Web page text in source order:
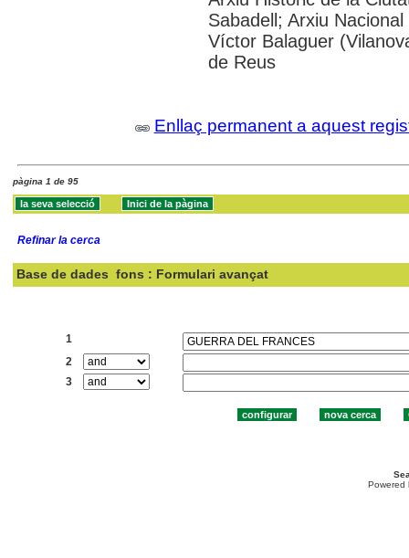
Sabadell; Arxiu
Víctor Balaguer
de Reus
Enllaç permanent a aquest
pàgina 1 de 95
Refinar la cerca
Base de dades fons : Formulari avançat
1
2
3